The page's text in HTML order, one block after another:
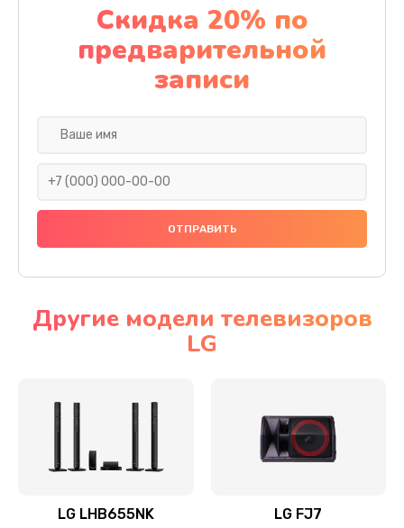
Замена дисплея (экрана)
2000 руб.
Заказать
Ремонт платы электроники
Прошивка
Ремонт механики привода
Ремонт / замена кнопок, клавиш, индикаторов,
Скидка 20% по
предварительной
записи
Другие модели телевизоров
LG
LG LHB655NK LG FJ7